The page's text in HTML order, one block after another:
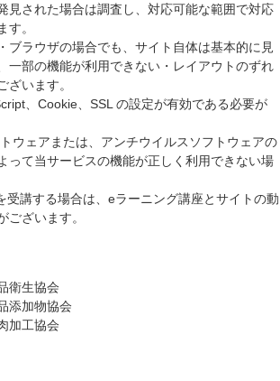
見された場合は調査し、対応可能な範囲で対応
す。
ブラウザの場合でも、サイト自体は基本的に見
一部の機能が利用できない・レイアウトのずれ
ざいます。
、Cookie、SSL の設定が有効である必要が
ウェアまたは、アンチウイルスソフトウェアの
って当サービスの機能が正しく利用できない場
講する場合は、eラーニング講座とサイトの動
ございます。
衛生協会
添加物協会
加工協会